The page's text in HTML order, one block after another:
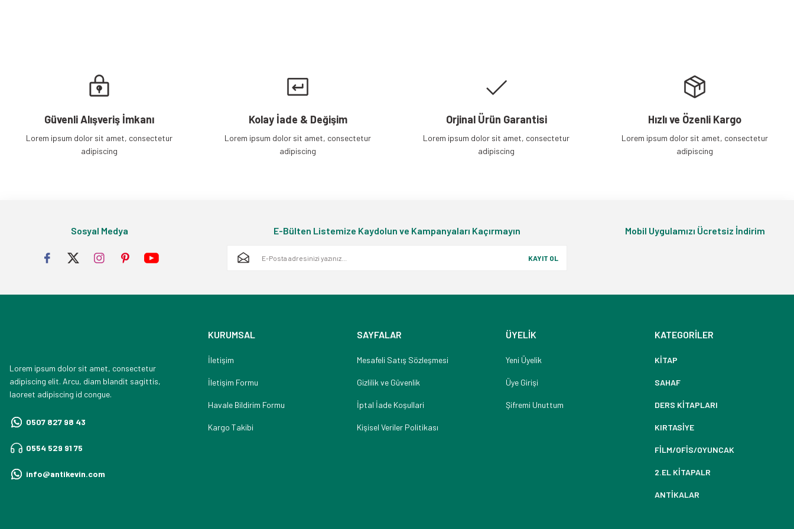
Güvenli Alışveriş İmkanı
Lorem ipsum dolor sit amet, consectetur
adipiscing
Kolay İade & Değişim
Lorem ipsum dolor sit amet, consectetur
adipiscing
Orjinal Ürün Garantisi
Lorem ipsum dolor sit amet, consectetur
adipiscing
Hızlı ve Özenli Kargo
Lorem ipsum dolor sit amet, consectetur
adipiscing
Sosyal Medya E-Bülten Listemize Kaydolun ve Kampanyaları Kaçırmayın
KAYIT OL
Mobil Uygulamızı Ücretsiz İndirim
Lorem ipsum dolor sit amet, consectetur
adipiscing elit. Arcu, diam blandit sagittis,
laoreet adipiscing id congue.
0507 827 98 43
0554 529 91 75
info@antikevin.com
KURUMSAL
İletişim
İletişim Formu
Havale Bildirim Formu
Kargo Takibi
SAYFALAR
Mesafeli Satış Sözleşmesi
Gizlilik ve Güvenlik
İptal İade Koşullari
Kişisel Veriler Politikası
ÜYELİK
Yeni Üyelik
Üye Girişi
Şifremi Unuttum
KATEGORİLER
KİTAP
SAHAF
DERS KİTAPLARI
KIRTASİYE
FİLM/OFİS/OYUNCAK
2.EL KİTAPALR
ANTİKALAR